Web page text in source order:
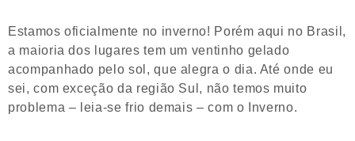
Estamos oficialmente no inverno! Porém aqui no Brasil,
a maioria dos lugares tem um ventinho gelado
acompanhado pelo sol, que alegra o dia. Até onde eu
sei, com exceção da região Sul, não temos muito
problema – leia-se frio demais – com o Inverno.